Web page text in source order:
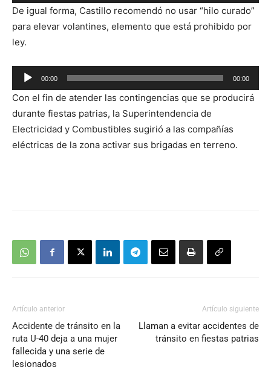
audio
De igual forma, Castillo recomendó no usar “hilo curado”
para elevar volantines, elemento que está prohibido por
ley.
Reproductor
de
audio
00:00 00:00
Con el fin de atender las contingencias que se producirá
durante fiestas patrias, la Superintendencia de
Electricidad y Combustibles sugirió a las compañías
eléctricas de la zona activar sus brigadas en terreno.
Artículo anterior
Accidente de tránsito en la
ruta U-40 deja a una mujer
fallecida y una serie de
lesionados
Artículo siguiente
Llaman a evitar accidentes de
tránsito en fiestas patrias